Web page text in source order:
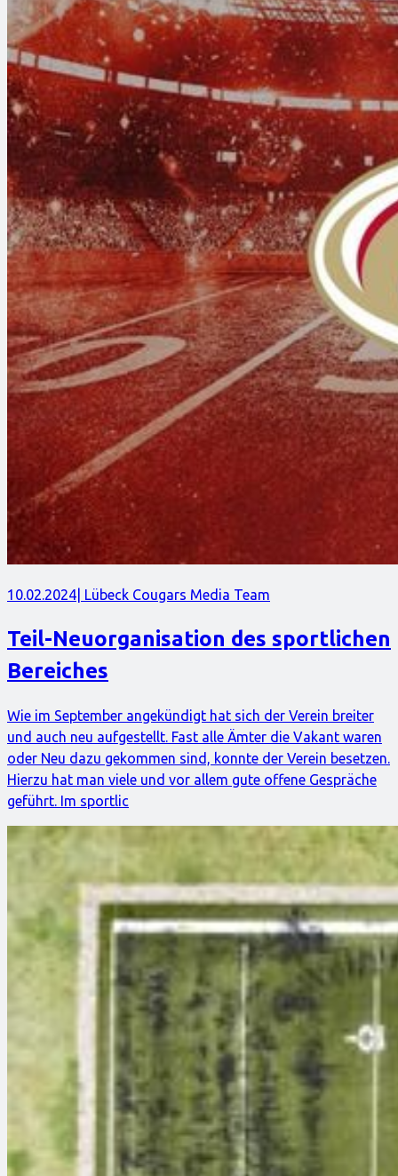
10.02.2024 | Lübeck Cougars Media Team
Teil-Neuorganisation des sportlichen
Bereiches
Wie im September angekündigt hat sich der Verein breiter
und auch neu aufgestellt. Fast alle Ämter die Vakant waren
oder Neu dazu gekommen sind, konnte der Verein besetzen.
Hierzu hat man viele und vor allem gute offene Gespräche
geführt. Im sportlic